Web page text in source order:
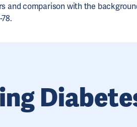
and comparison with the